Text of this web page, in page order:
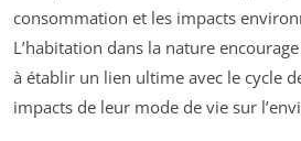
consommation et les impacts
L’habitation dans la nature
à établir un lien ultime avec le cycle
impacts de leur mode de vie sur